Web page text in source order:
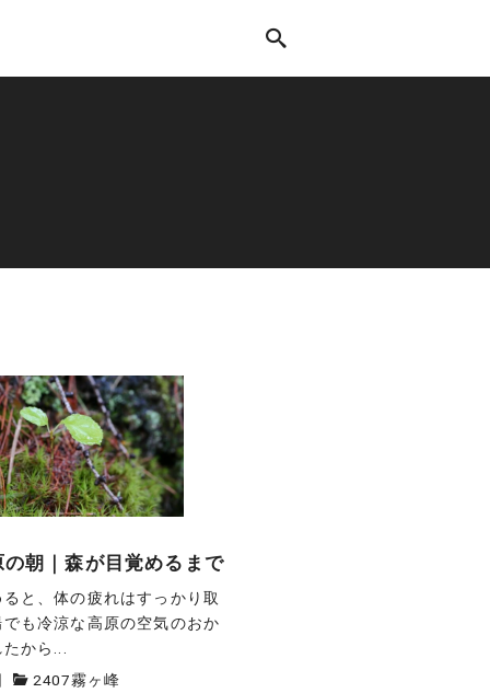
朝｜森が目覚めるまで
と、体の疲れはすっかり取
も冷涼な高原の空気のおか
から...
2407霧ヶ峰